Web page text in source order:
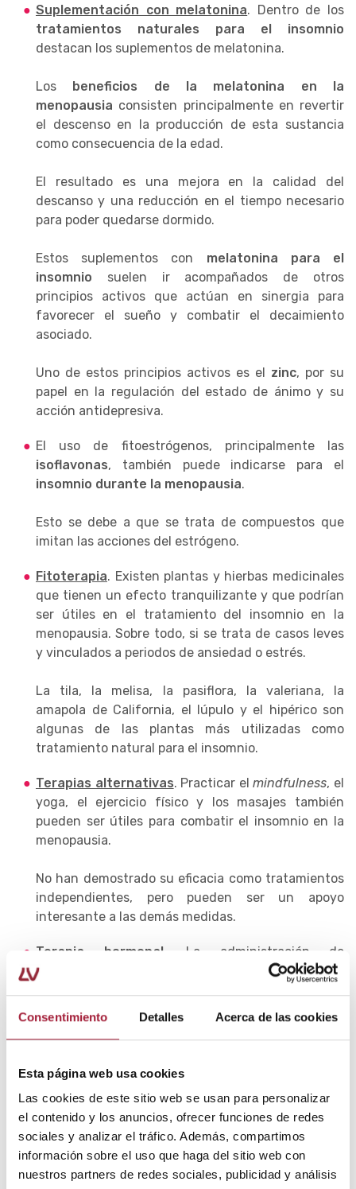
Consentimiento Detalles Acerca de las cookies
Esta página web usa cookies
Las cookies de este sitio web se usan para personalizar
el contenido y los anuncios, ofrecer funciones de redes
sociales y analizar el tráfico. Además, compartimos
información sobre el uso que haga del sitio web con
nuestros partners de redes sociales, publicidad y análisis
Suplementación con melatonina. Dentro de los
tratamientos naturales para el insomnio
destacan los suplementos de melatonina.
Los beneficios de la melatonina en la
menopausia consisten principalmente en revertir
el descenso en la producción de esta sustancia
como consecuencia de la edad.
El resultado es una mejora en la calidad del
descanso y una reducción en el tiempo necesario
para poder quedarse dormido.
Estos suplementos con melatonina para el
insomnio suelen ir acompañados de otros
principios activos que actúan en sinergia para
favorecer el sueño y combatir el decaimiento
asociado.
Uno de estos principios activos es el zinc, por su
papel en la regulación del estado de ánimo y su
acción antidepresiva.
El uso de fitoestrógenos, principalmente las
isoflavonas, también puede indicarse para el
insomnio durante la menopausia.
Esto se debe a que se trata de compuestos que
imitan las acciones del estrógeno.
Fitoterapia. Existen plantas y hierbas medicinales
que tienen un efecto tranquilizante y que podrían
ser útiles en el tratamiento del insomnio en la
menopausia. Sobre todo, si se trata de casos leves
y vinculados a periodos de ansiedad o estrés.
La tila, la melisa, la pasiflora, la valeriana, la
amapola de California, el lúpulo y el hipérico son
algunas de las plantas más utilizadas como
tratamiento natural para el insomnio.
Terapias alternativas. Practicar elmindfulness, el
yoga, el ejercicio físico y los masajes también
pueden ser útiles para combatir el insomnio en la
menopausia.
No han demostrado su eficacia como tratamientos
independientes, pero pueden ser un apoyo
interesante a las demás medidas.
Terapia hormonal. La administración de
estrógenos (fundamentalmente, estradiol),
algunos casos.
Sobre todo, para mujeres que sufren desofocos e
insomnio en la menopausiade forma más grave y
limitante.
Aunque no deben ser el tratamiento de primera